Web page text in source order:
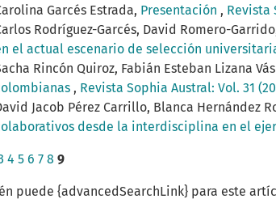
Garcés Estrada, Presentación , Revista
Rodríguez-Garcés, David Romero-
el actual escenario de selección
Rincón Quiroz, Fabián Esteban Lizana
, Revista Sophia Austral: Vol. 31
Jacob Pérez Carrillo, Blanca Hernández
desde la interdisciplina en el
4 5 6 7 8 9
puede {advancedSearchLink} para este